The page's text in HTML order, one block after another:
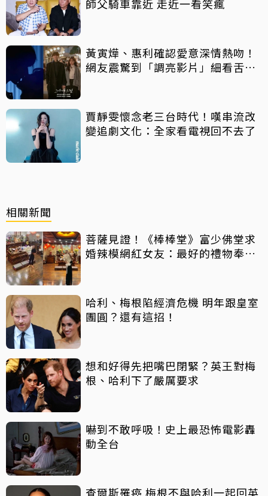
師父騎車靠近 走近一看笑瘋
黃寅燁、惠利確認愛意深情熱吻！
網友震驚到「調亮影片」細看舌吻
賈靜雯懷念老三台時代！嘆串流改
變追劇文化：全家看電視回不去了
相關新聞
菩薩見證！《棒棒堂》富少佛堂求
婚辣模網紅女友：最好的禮物奉獻
哈利、梅根陷經濟危機 明年跟皇室
團圓？還有這招！
想和好得先把嘴巴閉緊？英王對梅
根、哈利下了嚴厲要求
嚇到不敢呼吸！史上最恐怖電影轟
動全台
查爾斯罹癌 梅根不與哈利一起回英